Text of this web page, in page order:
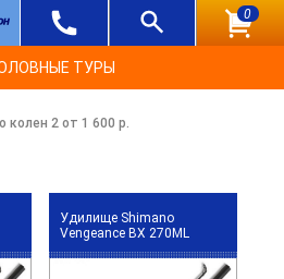
0
ТУРЫ
колен 2 от 1 600 р.
Удилище Shimano
Vengeance BX 270ML